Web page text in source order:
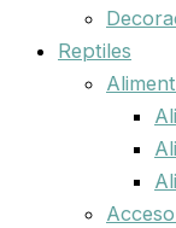
Reptiles